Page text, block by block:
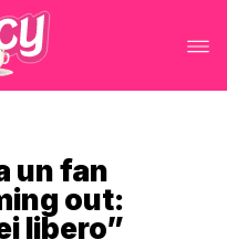
un fan
out:
libero”